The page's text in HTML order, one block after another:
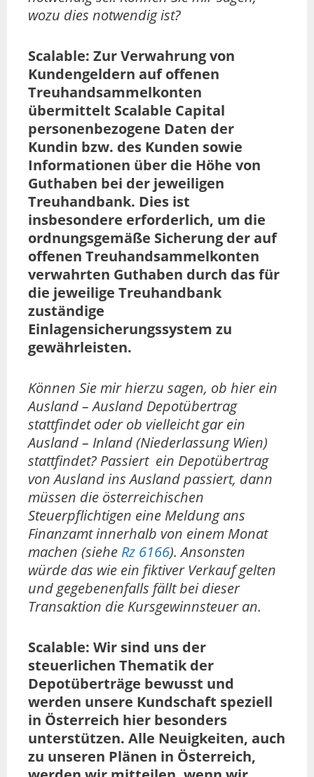
wozu dies notwendig ist?
Scalable: Zur Verwahrung von
Kundengeldern auf offenen
Treuhandsammelkonten
übermittelt Scalable Capital
personenbezogene Daten der
Kundin bzw. des Kunden sowie
Informationen über die Höhe von
Guthaben bei der jeweiligen
Treuhandbank. Dies ist
insbesondere erforderlich, um die
ordnungsgemäße Sicherung der auf
offenen Treuhandsammelkonten
verwahrten Guthaben durch das für
die jeweilige Treuhandbank
zuständige
Einlagensicherungssystem zu
gewährleisten.
Können Sie mir hierzu sagen, ob hier ein
Ausland – Ausland Depotübertrag
stattfindet oder ob vielleicht gar ein
Ausland – Inland (Niederlassung Wien)
stattfindet? Passiert ein Depotübertrag
von Ausland ins Ausland passiert, dann
müssen die österreichischen
Steuerpflichtigen eine Meldung ans
Finanzamt innerhalb von einem Monat
machen (siehe Rz 6166). Ansonsten
würde das wie ein fiktiver Verkauf gelten
und gegebenenfalls fällt bei dieser
Transaktion die Kursgewinnsteuer an.
Scalable: Wir sind uns der
steuerlichen Thematik der
Depotüberträge bewusst und
werden unsere Kundschaft speziell
in Österreich hier besonders
unterstützen. Alle Neuigkeiten, auch
zu unseren Plänen in Österreich,